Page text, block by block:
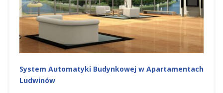
System Automatyki Budynkowej w Apartamentach
Ludwinów